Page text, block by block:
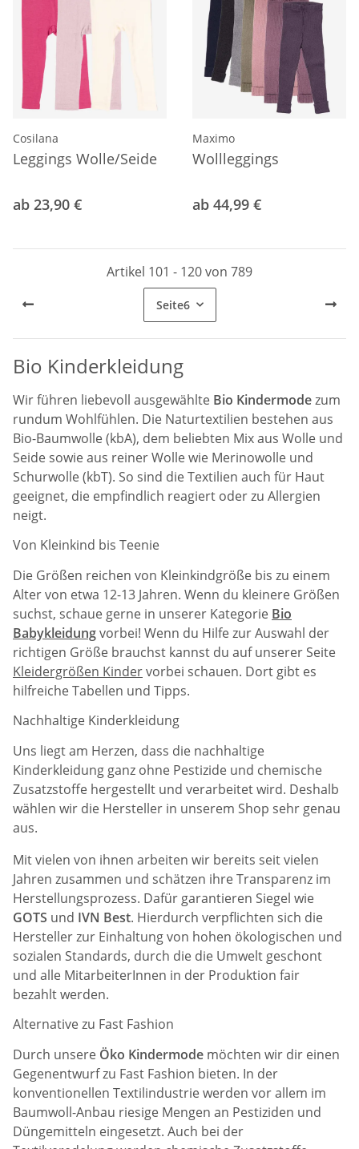
Cosilana
Leggings Wolle/Seide
ab 23,90 €
Maximo
Wollleggings
ab 44,99 €
Artikel 101 - 120 von 789
Seite6
Bio Kinderkleidung
Wir führen liebevoll ausgewählte Bio Kindermodezum
rundum Wohlfühlen. Die Naturtextilien bestehen aus
Bio-Baumwolle (kbA), dem beliebten Mix aus Wolle und
Seide sowie aus reiner Wolle wie Merinowolle und
Schurwolle (kbT). So sind die Textilien auch für Haut
geeignet, die empfindlich reagiert oder zu Allergien
neigt.
Von Kleinkind bis Teenie
Die Größen reichen von Kleinkindgröße bis zu einem
Alter von etwa 12-13 Jahren. Wenn du kleinere Größen
suchst, schaue gerne in unserer Kategorie Bio
Babykleidungvorbei! Wenn du Hilfe zur Auswahl der
richtigen Größe brauchst kannst du auf unserer Seite
Kleidergrößen Kindervorbei schauen. Dort gibt es
hilfreiche Tabellen und Tipps.
Nachhaltige Kinderkleidung
Uns liegt am Herzen, dass die nachhaltige
Kinderkleidung ganz ohne Pestizide und chemische
Zusatzstoffe hergestellt und verarbeitet wird. Deshalb
wählen wir die Hersteller in unserem Shop sehr genau
aus.
Mit vielen von ihnen arbeiten wir bereits seit vielen
Jahren zusammen und schätzen ihre Transparenz im
Herstellungsprozess. Dafür garantieren Siegel wie
GOTS und IVN Best. Hierdurch verpflichten sich die
Hersteller zur Einhaltung von hohen ökologischen und
sozialen Standards, durch die die Umwelt geschont
und alle MitarbeiterInnen in der Produktion fair
bezahlt werden.
Alternative zu Fast Fashion
Durch unsere Öko Kindermode möchten wir dir einen
Gegenentwurf zu Fast Fashion bieten. In der
konventionellen Textilindustrie werden vor allem im
Baumwoll-Anbau riesige Mengen an Pestiziden und
Düngemitteln eingesetzt. Auch bei der